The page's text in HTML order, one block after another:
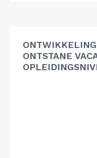
ONTSTANE